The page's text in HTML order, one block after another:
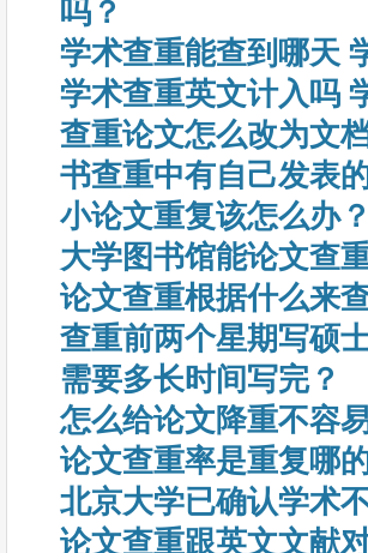
吗？
学术查重能查到哪天
学术查重英文计入吗
查重论文怎么改为文
书查重中有自己发表
小论文重复该怎么办？
大学图书馆能论文查
论文查重根据什么来
查重前两个星期写硕
需要多长时间写完？
怎么给论文降重不容
论文查重率是重复哪
北京大学已确认学术
论文查重跟英文文献